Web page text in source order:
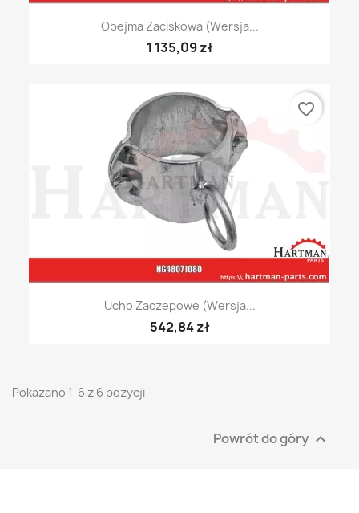
Obejma Zaciskowa (wersja...
1 135,09 zł
Ucho Zaczepowe (wersja...
542,84 zł
favorite_border
Pokazano 1-6 z 6 pozycji
Powrót do góry 